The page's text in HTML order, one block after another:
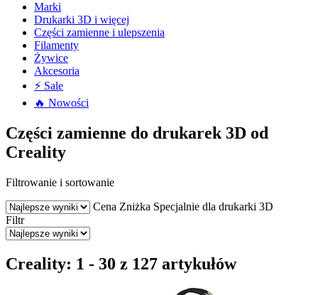
Marki
Drukarki 3D i więcej
Części zamienne i ulepszenia
Filamenty
Żywice
Akcesoria
⚡ Sale
🔥 Nowości
Części zamienne do drukarek 3D od
Creality
Filtrowanie i sortowanie
Cena Zniżka Specjalnie dla drukarki 3D
Filtr
Creality: 1 - 30 z 127 artykułów